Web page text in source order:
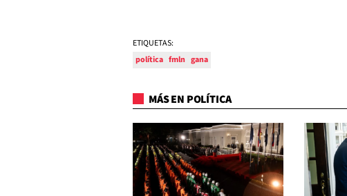
ETIQUETAS:
política fmln gana
MÁS EN POLÍTICA